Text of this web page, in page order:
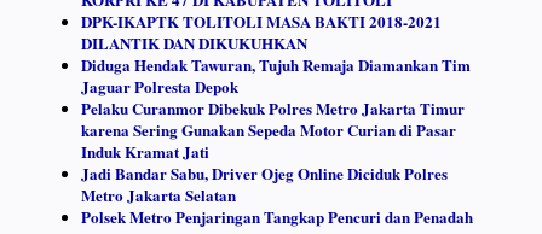
DPK-IKAPTK TOLITOLI MASA BAKTI 2018-2021
DILANTIK DAN DIKUKUHKAN
Diduga Hendak Tawuran, Tujuh Remaja Diamankan Tim
Jaguar Polresta Depok
Pelaku Curanmor Dibekuk Polres Metro Jakarta Timur
karena Sering Gunakan Sepeda Motor Curian di Pasar
Induk Kramat Jati
Jadi Bandar Sabu, Driver Ojeg Online Diciduk Polres
Metro Jakarta Selatan
Polsek Metro Penjaringan Tangkap Pencuri dan Penadah